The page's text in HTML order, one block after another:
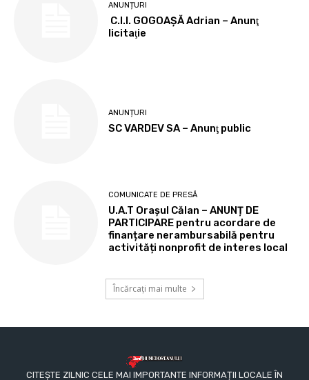
ANUNȚURI
C.I.I. GOGOAŞĂ Adrian – Anunţ
licitaţie
ANUNȚURI
SC VARDEV SA – Anunţ public
COMUNICATE DE PRESĂ
U.A.T Orașul Călan – ANUNȚ DE
PARTICIPARE pentru acordare de
finanțare nerambursabilă pentru
activități nonprofit de interes local
Încărcați mai multe
CITEȘTE ZILNIC CELE MAI IMPORTANTE INFORMAȚII LOCALE ÎN